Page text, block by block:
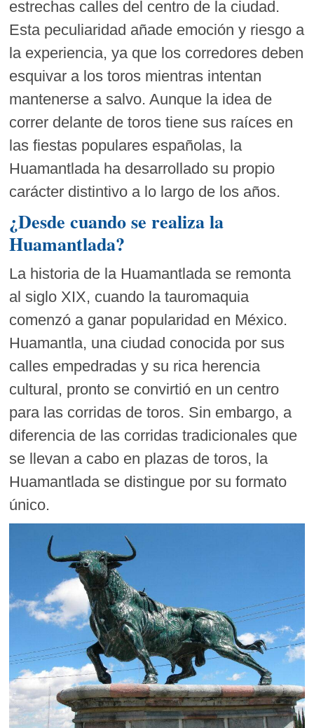
estrechas calles del centro de la ciudad.
Esta peculiaridad añade emoción y riesgo a
la experiencia, ya que los corredores deben
esquivar a los toros mientras intentan
mantenerse a salvo. Aunque la idea de
correr delante de toros tiene sus raíces en
las fiestas populares españolas, la
Huamantlada ha desarrollado su propio
carácter distintivo a lo largo de los años.
¿Desde cuando se realiza la
Huamantlada?
La historia de la Huamantlada se remonta
al siglo XIX, cuando la tauromaquia
comenzó a ganar popularidad en México.
Huamantla, una ciudad conocida por sus
calles empedradas y su rica herencia
cultural, pronto se convirtió en un centro
para las corridas de toros. Sin embargo, a
diferencia de las corridas tradicionales que
se llevan a cabo en plazas de toros, la
Huamantlada se distingue por su formato
único.